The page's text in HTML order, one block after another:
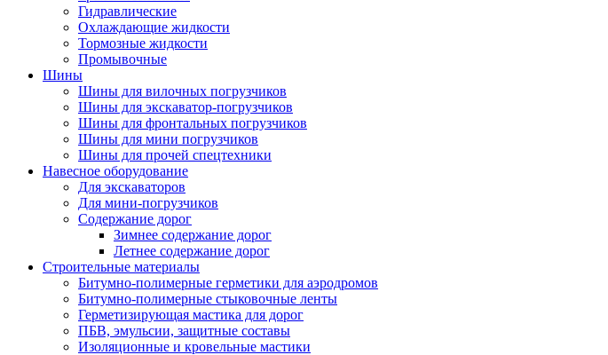
Гидравлические
Охлаждающие жидкости
Тормозные жидкости
Промывочные
Шины
Шины для вилочных погрузчиков
Шины для экскаватор-погрузчиков
Шины для фронтальных погрузчиков
Шины для мини погрузчиков
Шины для прочей спецтехники
Навесное оборудование
Для экскаваторов
Для мини-погрузчиков
Содержание дорог
Зимнее содержание дорог
Летнее содержание дорог
Строительные материалы
Битумно-полимерные герметики для аэродромов
Битумно-полимерные стыковочные ленты
Герметизирующая мастика для дорог
ПБВ, эмульсии, защитные составы
Изоляционные и кровельные мастики